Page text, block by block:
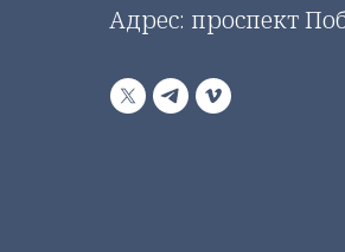
Адрес: проспект